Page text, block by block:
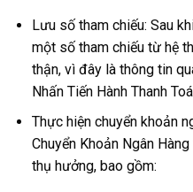
Lưu số tham chiếu: Sau
một số tham chiếu từ hệ
thận, vì đây là thông tin
Nhấn Tiến Hành Thanh
Thực hiện chuyển khoản
Chuyển Khoản Ngân
thụ hưởng, bao gồm: